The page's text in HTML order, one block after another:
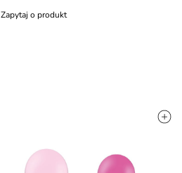
Zapytaj o produkt